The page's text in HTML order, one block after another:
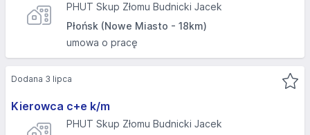
PHUT Skup Złomu Budnicki Jacek
Płońsk (Nowe Miasto - 18km)
umowa o pracę
Kierowca c+e k/m
PHUT Skup Złomu Budnicki Jacek
Dodana 3 lipca